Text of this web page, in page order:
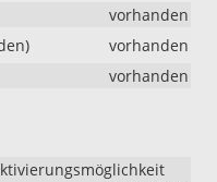
vorhanden
vorhanden
vorhanden